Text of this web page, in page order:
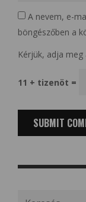
A nevem, e-
böngészőben a
Kérjük, adja
11 + tizenöt =